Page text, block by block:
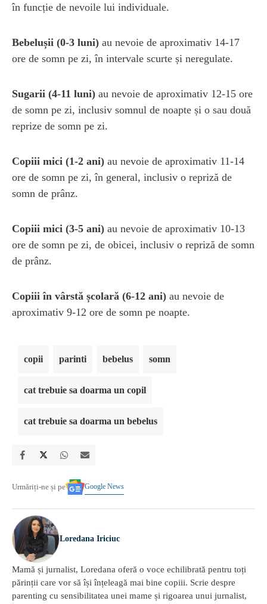
în funcție de nevoile lui individuale.
Bebelușii (0-3 luni) au nevoie de aproximativ 14-17
ore de somn pe zi, în intervale scurte și neregulate.
Sugarii (4-11 luni) au nevoie de aproximativ 12-15 ore
de somn pe zi, inclusiv somnul de noapte și o sau două
reprize de somn pe zi.
Copiii mici (1-2 ani) au nevoie de aproximativ 11-14
ore de somn pe zi, în general, inclusiv o repriză de
somn de prânz.
Copiii mici (3-5 ani) au nevoie de aproximativ 10-13
ore de somn pe zi, de obicei, inclusiv o repriză de somn
de prânz.
Copiii în vârstă școlară (6-12 ani) au nevoie de
aproximativ 9-12 ore de somn pe noapte.
copii parinti bebelus somn
cat trebuie sa doarma un copil
cat trebuie sa doarma un bebelus
Urmăriți-ne și pe Google News
Loredana Iriciuc
Mamă și jurnalist, Loredana oferă o voce echilibrată pentru toți
părinții care vor să își înțeleagă mai bine copiii. Scrie despre
parenting cu sensibilitatea unei mame și rigoarea unui jurnalist,